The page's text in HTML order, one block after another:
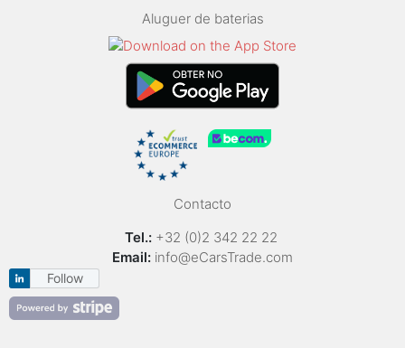
Aluguer de baterias
Contacto
Tel.: +32 (0)2 342 22 22
Email: info@eCarsTrade.com
Follow